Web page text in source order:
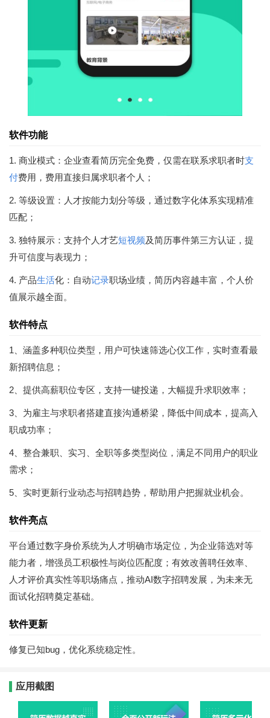
软件功能
1. 商业模式：企业查看简历完全免费，仅需在联系求职者时支
付费用，费用直接归属求职者个人；
2. 等级设置：人才按能力划分等级，通过数字化体系实现精准
匹配；
3. 独特展示：支持个人才艺短视频及简历事件第三方认证，提
升可信度与表现力；
4. 产品生活化：自动记录职场业绩，简历内容越丰富，个人价
值展示越全面。
软件特点
1、涵盖多种职位类型，用户可快速筛选心仪工作，实时查看最
新招聘信息；
2、提供高薪职位专区，支持一键投递，大幅提升求职效率；
3、为雇主与求职者搭建直接沟通桥梁，降低中间成本，提高入
职成功率；
4、整合兼职、实习、全职等多类型岗位，满足不同用户的职业
需求；
5、实时更新行业动态与招聘趋势，帮助用户把握就业机会。
软件亮点
平台通过数字身价系统为人才明确市场定位，为企业筛选对等
能力者，增强员工积极性与岗位匹配度；有效改善聘任效率、
人才评价真实性等职场痛点，推动AI数字招聘发展，为未来无
面试化招聘奠定基础。
软件更新
修复已知bug，优化系统稳定性。
应用截图